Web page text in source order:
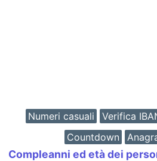
Numeri casuali Verifica
Countdown
Compleanni ed età dei